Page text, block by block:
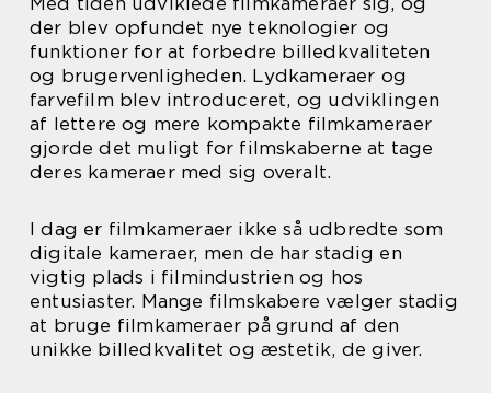
der blev opfundet nye teknologier og
funktioner for at forbedre billedkvaliteten
og brugervenligheden. Lydkameraer og
farvefilm blev introduceret, og udviklingen
af lettere og mere kompakte filmkameraer
gjorde det muligt for filmskaberne at tage
deres kameraer med sig overalt.
I dag er filmkameraer ikke så udbredte som
digitale kameraer, men de har stadig en
vigtig plads i filmindustrien og hos
entusiaster. Mange filmskabere vælger stadig
at bruge filmkameraer på grund af den
unikke billedkvalitet og æstetik, de giver.